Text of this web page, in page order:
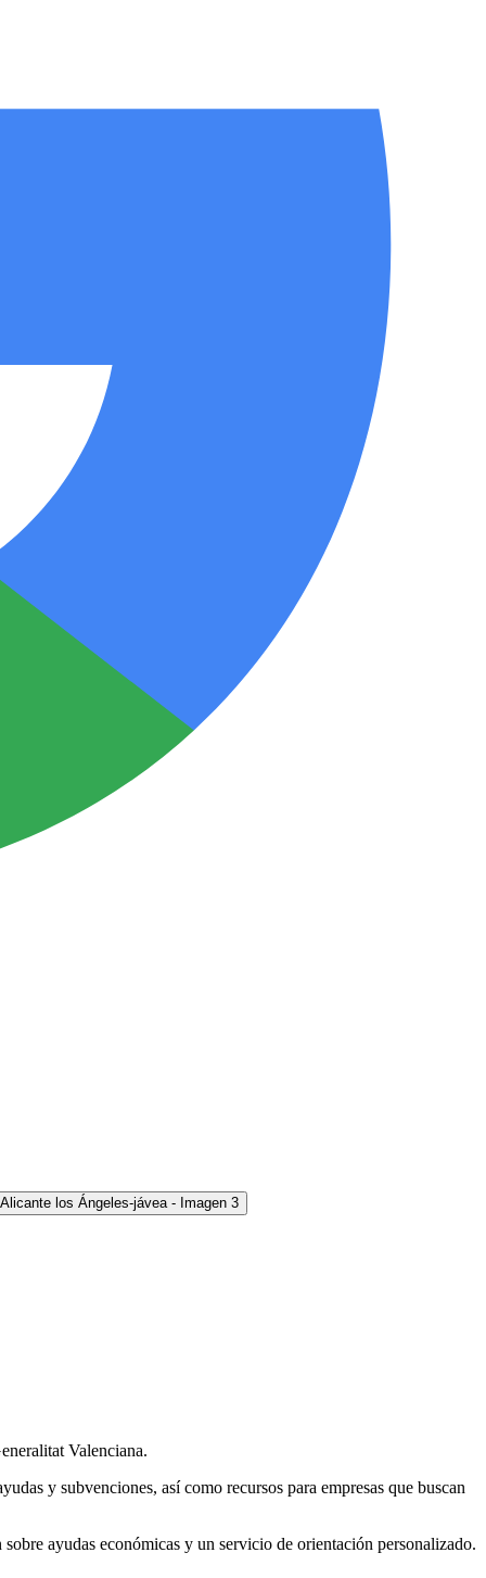
Valenciana.
y subvenciones, así como recursos para empresas que buscan
ayudas económicas y un servicio de orientación personalizado.